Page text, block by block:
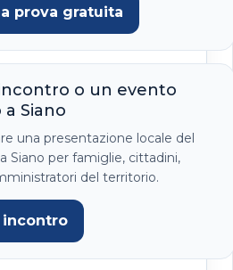
prova gratuita
o un evento
Siano
una presentazione locale del
Siano per famiglie, cittadini,
del territorio.
incontro